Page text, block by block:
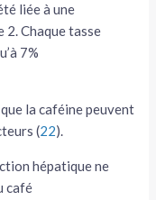
liée à une
2. Chaque tasse
7%
la caféine peuvent
(22).
hépatique ne
café